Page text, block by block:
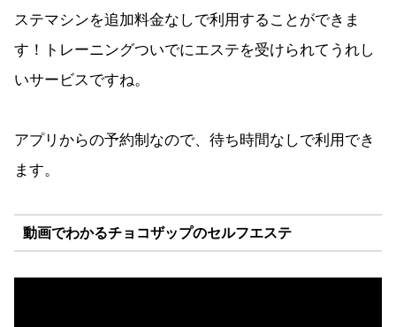
ステマシンを追加料金なしで利用することができま
す！トレーニングついでにエステを受けられてうれし
いサービスですね。
アプリからの予約制なので、待ち時間なしで利用でき
ます。
動画でわかるチョコザップのセルフエステ